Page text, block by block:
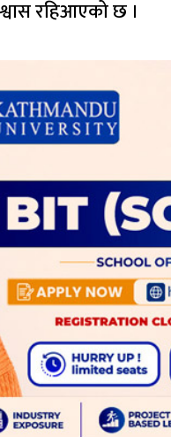
रहिआएको छ ।